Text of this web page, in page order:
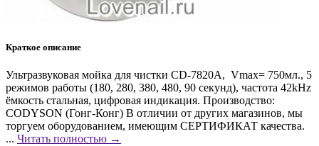
Краткое описание
Ультразвуковая мойка для чистки CD-7820А, Vmax= 750мл., 5
режимов работы (180, 280, 380, 480, 90 секунд), частота 42kHz
ёмкость стальная, цифровая индикация. Производство:
CODYSON (Гонг-Конг) В отличии от других магазинов, мы
торгуем оборудованием, имеющим СЕРТИФИКАТ качества.
... Читать полностью →